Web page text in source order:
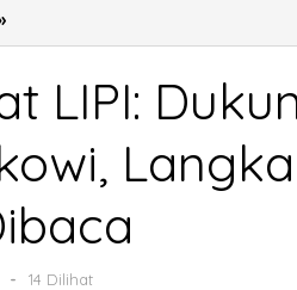
LIPI:
Menantu
Putra
Langkah
Partai
Gelora
LIPI:
oleh
-
14 Dilihat